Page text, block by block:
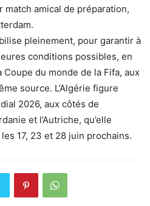
match amical de préparation,
pleinement, pour garantir à
conditions possibles, en
du monde de la Fifa, aux
source. L’Algérie figure
2026, aux côtés de
et l’Autriche, qu’elle
17, 23 et 28 juin prochains.